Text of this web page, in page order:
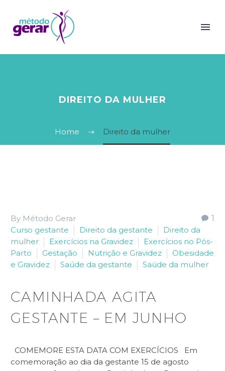
DIREITO DA MULHER
Home Direito da mulher
1
By Método Gerar
Curso gestante
Direito da gestante
Direito da
mulher
Exercícios na Gravidez
Exercícios no Pós-
Parto
Gestação Nutrição e Gravidez
Obesidade
e Gravidez
Saúde da gestante Saúde da mulher
CAMINHADA AGITA
GESTANTE – EM JUNHO
COMEMORE ESTA DATA COM EXERCÍCIOS Em
comemoração ao dia da gestante 15 de agosto